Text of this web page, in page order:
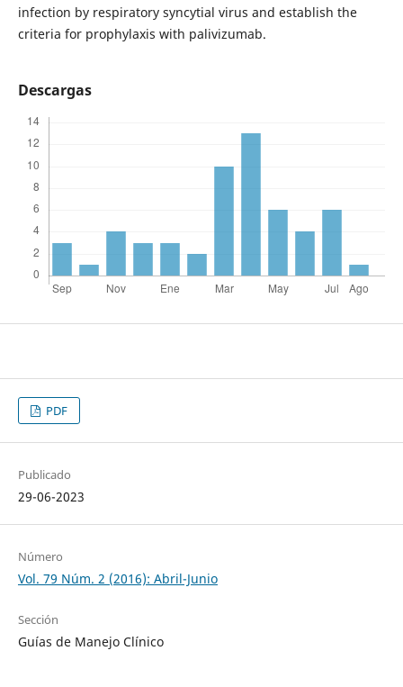
infection by respiratory syncytial virus and establish the
criteria for prophylaxis with palivizumab.
Descargas
PDF
Publicado
29-06-2023
Número
Vol. 79 Núm. 2 (2016): Abril-Junio
Sección
Guías de Manejo Clínico